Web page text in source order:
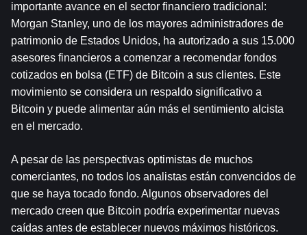
importante avance en el sector financiero tradicional:
Morgan Stanley, uno de los mayores administradores de
patrimonio de Estados Unidos, ha autorizado a sus 15.000
asesores financieros a comenzar a recomendar fondos
cotizados en bolsa (ETF) de Bitcoin a sus clientes. Este
movimiento se considera un respaldo significativo a
Bitcoin y puede alimentar aún más el sentimiento alcista
en el mercado.
A pesar de las perspectivas optimistas de muchos
comerciantes, no todos los analistas están convencidos de
que se haya tocado fondo. Algunos observadores del
mercado creen que Bitcoin podría experimentar nuevas
caídas antes de establecer nuevos máximos históricos.